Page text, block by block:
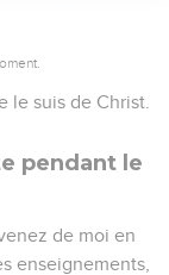
le suis de Christ.
pendant le
de moi en
enseignements,